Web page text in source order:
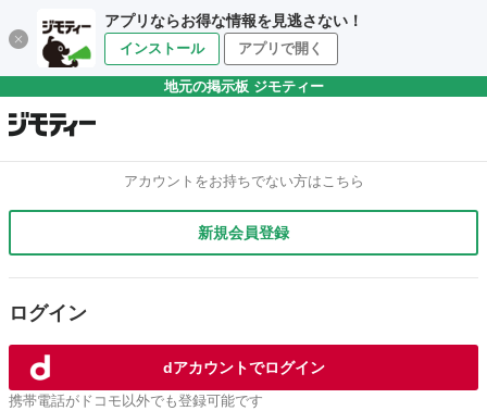
アプリならお得な情報を見逃さない！
インストール アプリで開く
地元の掲示板 ジモティー
アカウントをお持ちでない方はこちら
新規会員登録
ログイン
dアカウントでログイン
携帯電話がドコモ以外でも登録可能です